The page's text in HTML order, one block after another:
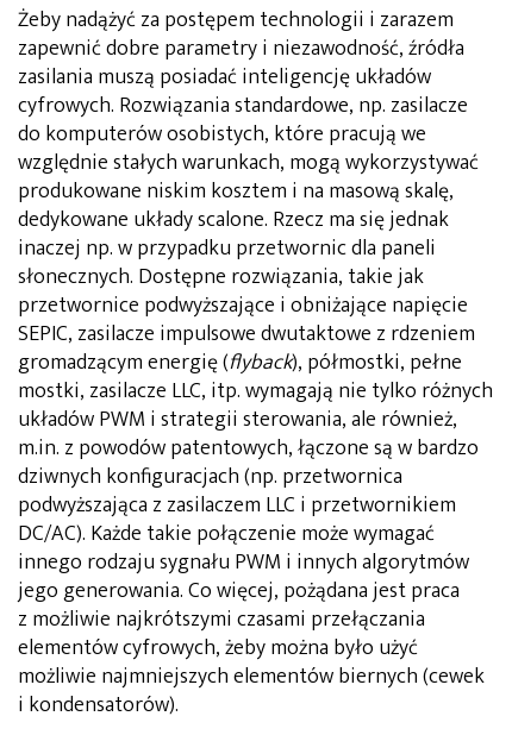
Żeby nadążyć za postępem technologii i zarazem
zapewnić dobre parametry i niezawodność, źródła
zasilania muszą posiadać inteligencję układów
cyfrowych. Rozwiązania standardowe, np. zasilacze
do komputerów osobistych, które pracują we
względnie stałych warunkach, mogą wykorzystywać
produkowane niskim kosztem i na masową skalę,
dedykowane układy scalone. Rzecz ma się jednak
inaczej np. w przypadku przetwornic dla paneli
słonecznych. Dostępne rozwiązania, takie jak
przetwornice podwyższające i obniżające napięcie
SEPIC, zasilacze impulsowe dwutaktowe z rdzeniem
gromadzącym energię (flyback), półmostki, pełne
mostki, zasilacze LLC, itp. wymagają nie tylko różnych
układów PWM i strategii sterowania, ale również,
m.in. z powodów patentowych, łączone są w bardzo
dziwnych konfiguracjach (np. przetwornica
podwyższająca z zasilaczem LLC i przetwornikiem
DC/AC). Każde takie połączenie może wymagać
innego rodzaju sygnału PWM i innych algorytmów
jego generowania. Co więcej, pożądana jest praca
z możliwie najkrótszymi czasami przełączania
elementów cyfrowych, żeby można było użyć
możliwie najmniejszych elementów biernych (cewek
i kondensatorów).